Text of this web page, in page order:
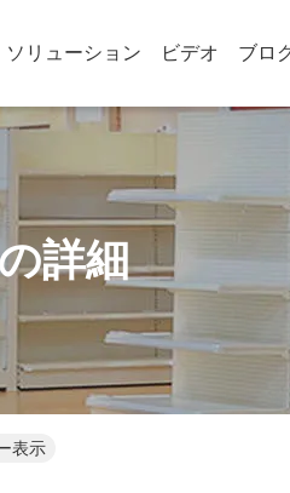
ソリューション ビデオ ブロ
詳細
表示